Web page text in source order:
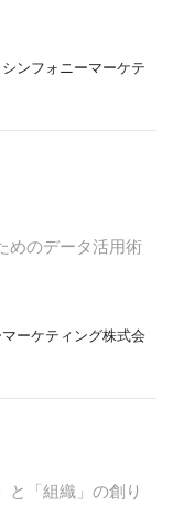
ンフォニーマーケテ
めのデータ活用術
ーケティング株式会
と「組織」の創り